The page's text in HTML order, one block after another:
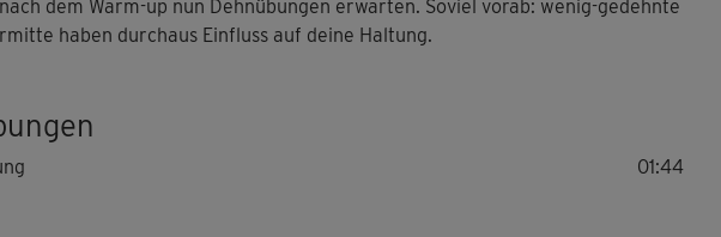
dem Warm-up nun Dehnübungen erwarten. Soviel vorab: wenig-gedehnte
haben durchaus Einfluss auf deine Haltung.
01:44